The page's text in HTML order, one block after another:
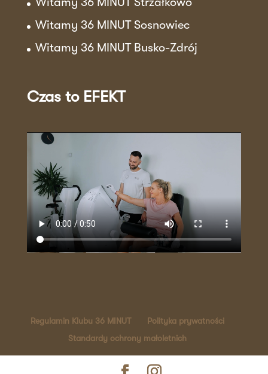
Witamy 36 MINUT Sosnowiec
Witamy 36 MINUT Busko-Zdrój
Czas to EFEKT
Regulamin Klubu 36 MINUT
Polityka prywatności
Standardy ochrony małoletnich